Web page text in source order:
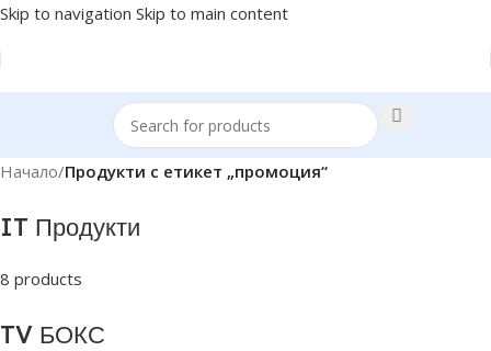
Skip to navigation Skip to main content
Начало/Продукти с етикет „промоция“
IT Продукти
8 products
TV БОКС